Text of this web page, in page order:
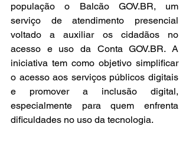
população o Balcão GOV.BR, um
serviço de atendimento presencial
voltado a auxiliar os cidadãos no
acesso e uso da Conta GOV.BR. A
iniciativa tem como objetivo simplificar
o acesso aos serviços públicos digitais
e promover a inclusão digital,
especialmente para quem enfrenta
dificuldades no uso da tecnologia.